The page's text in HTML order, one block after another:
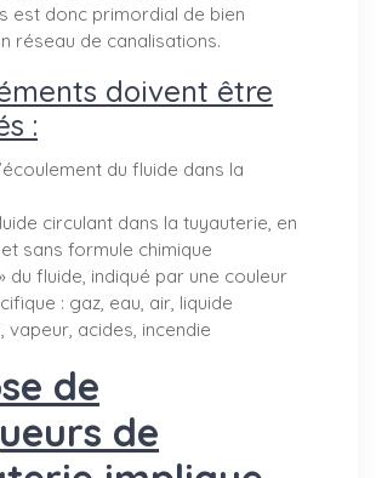
est donc primordial de bien
réseau de canalisations.
doivent être
:
du fluide dans la
circulant dans la tuyauterie, en
sans formule chimique
du fluide, indiqué par une couleur
: gaz, eau, air, liquide
vapeur, acides, incendie
de
de